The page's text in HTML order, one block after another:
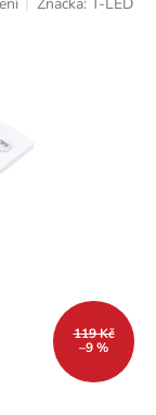
119 Kč
–9 %